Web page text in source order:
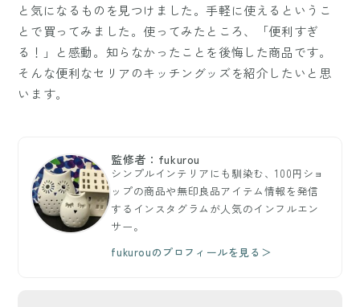
と気になるものを見つけました。手軽に使えるというこ
とで買ってみました。使ってみたところ、「便利すぎ
る！」と感動。知らなかったことを後悔した商品です。
そんな便利なセリアのキッチングッズを紹介したいと思
います。
監修者：fukurou
シンプルインテリアにも馴染む、100円ショ
ップの商品や無印良品アイテム情報を発信
するインスタグラムが人気のインフルエン
サー。
fukurouのプロフィールを見る＞